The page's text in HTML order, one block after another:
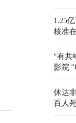
1.25
核准
"有共
影院 "
休达
百人